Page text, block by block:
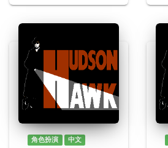
角色扮演 中文